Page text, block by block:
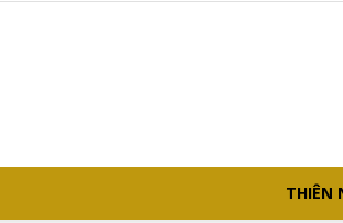
THIÊN